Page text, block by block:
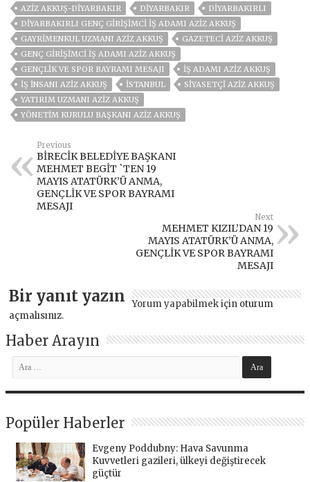
AZİZ AKKUŞ-DİYARBAKIR
DİYARBAKIR
DIYARBAKIRLI
DIYARBAKIRLI GENÇ GIRIŞIMCI İŞ ADAMI AZIZ AKKUŞ
GAYRIMENKUL UZMANI AZIZ AKKUŞ
GAZETECI AZIZ AKKUŞ
GENÇ GIRIŞIMCI İŞ ADAMI AZIZ AKKUŞ
GENÇLİK VE SPOR BAYRAMI MESAJI
İŞ ADAMI AZİZ AKKUŞ
IŞ INSANI AZIZ AKKUŞ
ISTANBUL
SIYASETÇI AZIZ AKKUŞ
YATIRIM UZMANI AZIZ AKKUŞ
YÖNETIM KURULU BAŞKANI AZIZ AKKUŞ
Previous
BİRECİK BELEDİYE BAŞKANI
MEHMET BEGİT `TEN 19
MAYIS ATATÜRK’Ü ANMA,
GENÇLİK VE SPOR BAYRAMI
MESAJI
Next
MEHMET KIZIL’DAN 19
MAYIS ATATÜRK’Ü ANMA,
GENÇLİK VE SPOR BAYRAMI
MESAJI
Bir yanıt yazın Yorum yapabilmek için oturum
açmalısınız.
Haber Arayın
Popüler Haberler
Evgeny Poddubny: Hava Savunma
Kuvvetleri gazileri, ülkeyi değiştirecek
güçtür